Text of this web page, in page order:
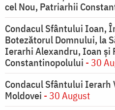
cel Nou, Patriarhii
Condacul Sfântului Ioan,
Botezătorul Domnului, la
Ierarhi Alexandru, Ioan şi
Constantinopolului - 30
Condacul Sfântului
Moldovei - 30 August